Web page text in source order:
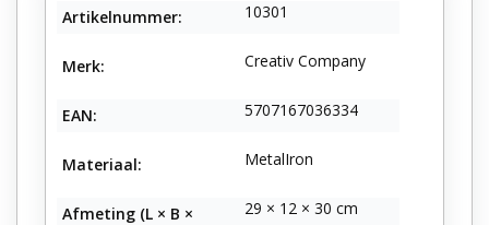
Artikelnummer: 10301
Merk: Creativ Company
EAN: 5707167036334
Materiaal: MetalIron
Afmeting (L × B ×
29 × 12 × 30 cm